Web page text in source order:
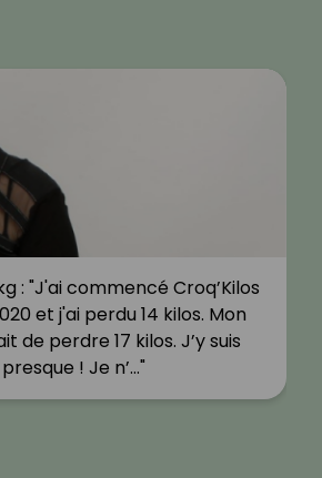
: "J'ai commencé Croq’Kilos
et j'ai perdu 14 kilos. Mon
de perdre 17 kilos. J’y suis
presque ! Je n’…"